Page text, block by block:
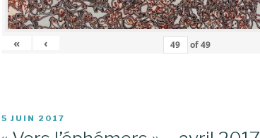
« ‹ of49
PUBLIÉ
5 JUIN 2017